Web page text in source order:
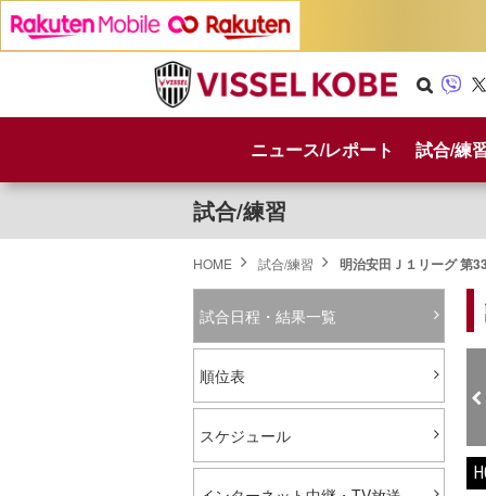
h
ニュース/レポート 試合/練
試合/練習
HOME 試合/練習 明治安田Ｊ１リーグ
試合日程・結果一覧
順位表
スケジュール